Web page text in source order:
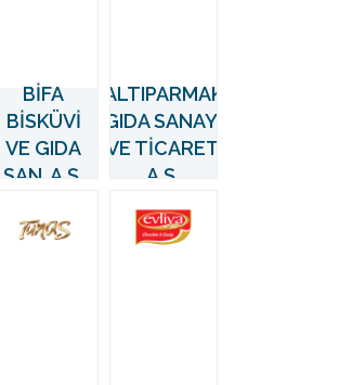
BİFA
BİSKÜVİ
VE GIDA
SAN. A.Ş.
ALTIPARMAK
GIDA SANAYİ
VE TİCARET
A.Ş.